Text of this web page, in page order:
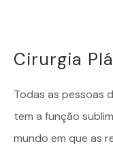
Cirurgia
Todas as pessoas
tem a função
mundo em que as